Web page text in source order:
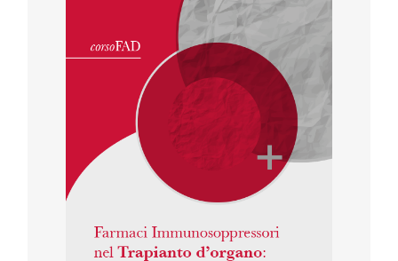
F.A.D
Inizio corso 1 Settembre 2020